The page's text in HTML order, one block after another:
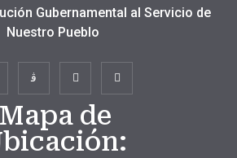
Gubernamental al Servicio de
Nuestro Pueblo
Mapa de